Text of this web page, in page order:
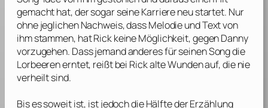
gemacht hat, der sogar seine Karriere neu startet. Nur
ohne jeglichen Nachweis, dass Melodie und Text von
ihm stammen, hat Rick keine Möglichkeit, gegen Danny
vorzugehen. Dass jemand anderes für seinen Song die
Lorbeeren erntet, reißt bei Rick alte Wunden auf, die nie
verheilt sind.
Bis es soweit ist, ist jedoch die Hälfte der Erzählung